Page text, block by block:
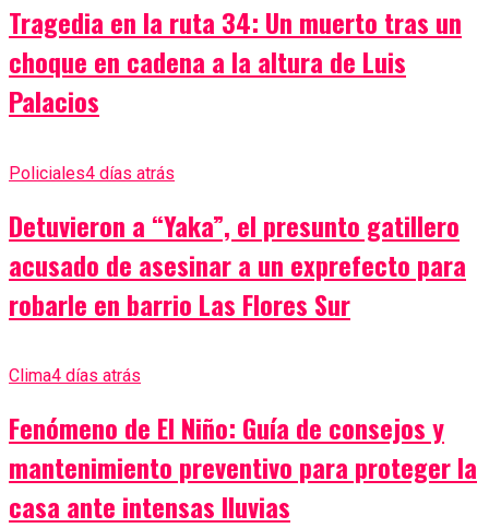
Tragedia en la ruta 34: Un muerto tras un
choque en cadena a la altura de Luis
Palacios
Policiales4 días atrás
Detuvieron a “Yaka”, el presunto gatillero
acusado de asesinar a un exprefecto para
robarle en barrio Las Flores Sur
Clima4 días atrás
Fenómeno de El Niño: Guía de consejos y
mantenimiento preventivo para proteger la
casa ante intensas lluvias